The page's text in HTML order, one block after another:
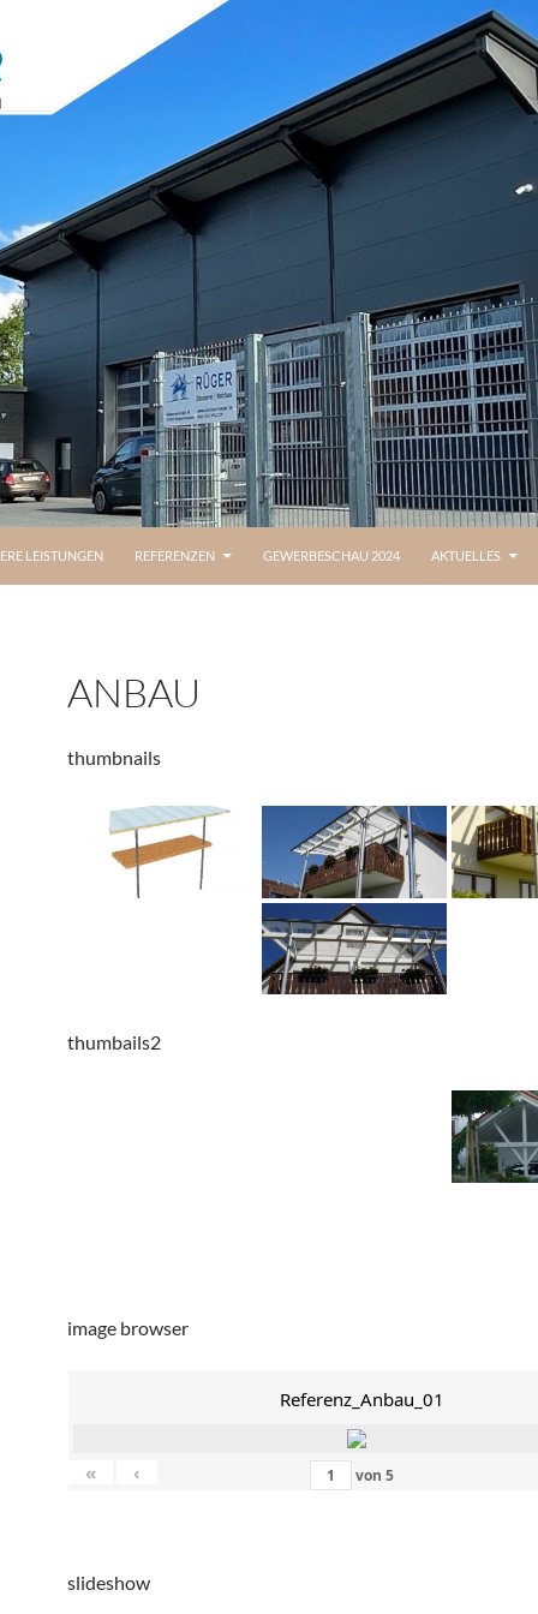
LEISTUNGEN REFERENZEN GEWERBESCHAU 2024 AKTUELLES
ANBAU
thumbnails
thumbails2
image browser
Referenz_Anbau_01
« ‹ von 5
slideshow